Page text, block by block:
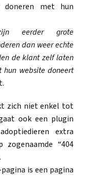
doneren met hun
eerder grote
dan weer echte
de klant zelf laten
website doneert
zich niet enkel tot
ook een plugin
extra
“404
is een pagina